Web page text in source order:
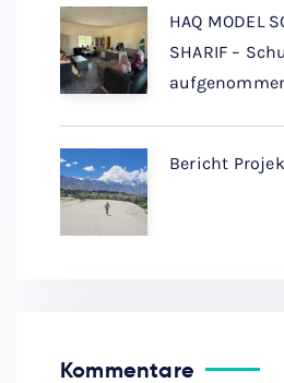
HAQ MODEL
SHARIF –
Bericht
Kommentare